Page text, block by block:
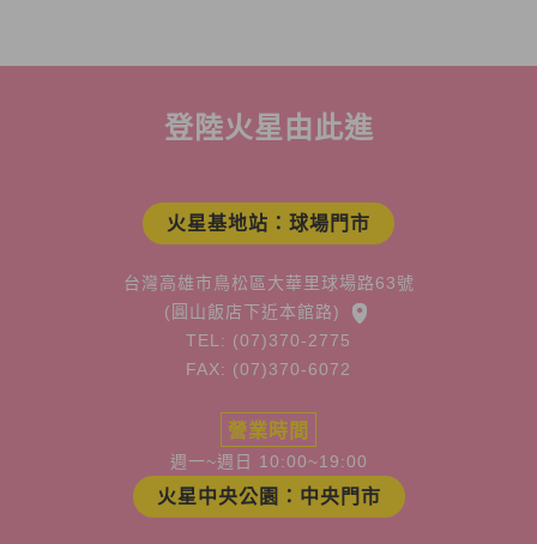
登陸火星由此進
火星基地站：球場門市
台灣高雄市鳥松區大華里球場路63號
(圓山飯店下近本館路)
TEL: (07)370-2775
FAX: (07)370-6072
營業時間
週一~週日 10:00~19:00
火星中央公園：中央門市